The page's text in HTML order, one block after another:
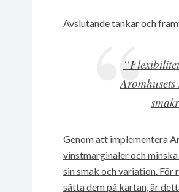
Avslutande tankar och
Genom att implementera
vinstmarginaler och
sin smak och variation.
sätta dem på kartan, är